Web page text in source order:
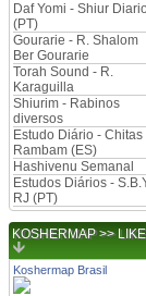
Daf Yomi - Shiur
(PT)
Gourarie - R. Shalom
Ber Gourarie
Torah Sound - R.
Karaguilla
Shiurim - Rabinos
diversos
Estudo Diário - Chitas
Rambam (ES)
Hashivenu Semanal
Estudos Diários -
RJ (PT)
KOSHERMAP >>
Koshermap Brasil